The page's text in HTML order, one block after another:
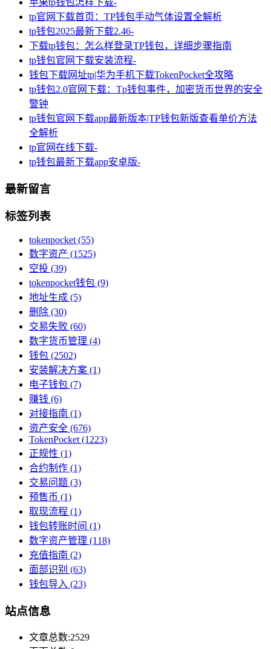
tp官网下载首页：TP钱包手动气体设置全解析
tp钱包2025最新下载2.46-
下载tp钱包：怎么样登录TP钱包，详细步骤指南
tp钱包官网下载安装流程-
钱包下载网址tp|华为手机下载TokenPocket全攻略
tp钱包2.0官网下载：Tp钱包事件，加密货币世界的安全
警钟
tp钱包官网下载app最新版本|TP钱包新版查看单价方法
全解析
tp官网在线下载-
tp钱包最新下载app安卓版-
最新留言
标签列表
tokenpocket (55)
数字资产 (1525)
空投 (39)
tokenpocket钱包 (9)
地址生成 (5)
删除 (30)
交易失败 (60)
数字货币管理 (4)
钱包 (2502)
安装解决方案 (1)
电子钱包 (7)
赚钱 (6)
对接指南 (1)
资产安全 (676)
TokenPocket (1223)
正规性 (1)
合约制作 (1)
交易问题 (3)
预售币 (1)
取现流程 (1)
钱包转账时间 (1)
数字资产管理 (118)
充值指南 (2)
面部识别 (63)
钱包导入 (23)
站点信息
文章总数:2529